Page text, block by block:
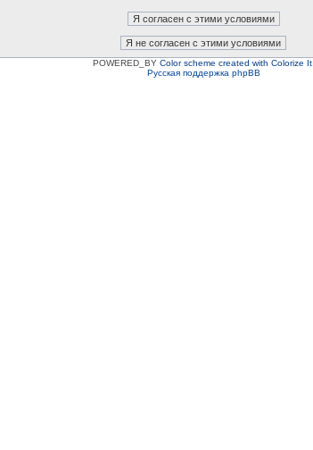
POWERED_BY Color scheme created with Colorize It.
Русская поддержка phpBB